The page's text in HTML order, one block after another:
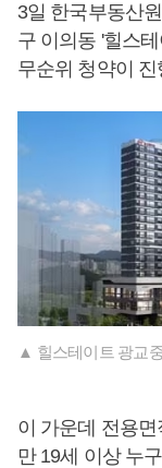
3일 한국부동산
구 이의동 '힐스
무순위 청약이 진
▲ 힐스테이트 광교
이 가운데 전용
만 19세 이상 누